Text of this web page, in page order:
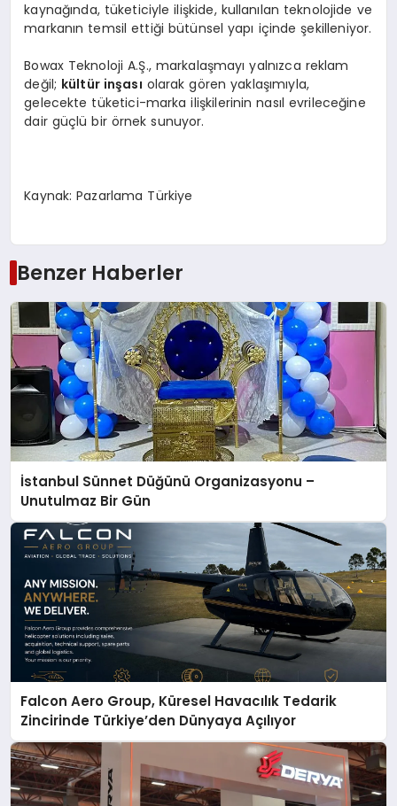
kaynağında, tüketiciyle ilişkide, kullanılan teknolojide ve
markanın temsil ettiği bütünsel yapı içinde şekilleniyor.
Bowax Teknoloji A.Ş., markalaşmayı yalnızca reklam
değil; kültür inşası olarak gören yaklaşımıyla,
gelecekte tüketici-marka ilişkilerinin nasıl evrileceğine
dair güçlü bir örnek sunuyor.
Kaynak: Pazarlama Türkiye
Benzer Haberler
İstanbul Sünnet Düğünü Organizasyonu –
Unutulmaz Bir Gün
Falcon Aero Group, Küresel Havacılık Tedarik
Zincirinde Türkiye’den Dünyaya Açılıyor